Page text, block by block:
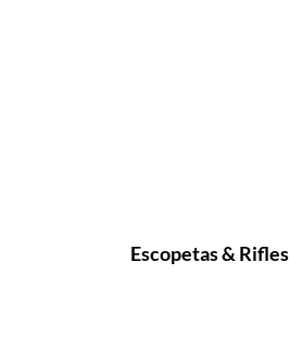
Escopetas & Rifles